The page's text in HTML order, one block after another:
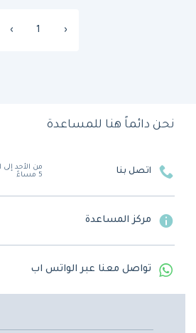
‹
1
›
نحن دائماً هنا للمساعدة
اتصل بنا
5 مساءً
مركز المساعدة
تواصل معنا عبر الواتس اب